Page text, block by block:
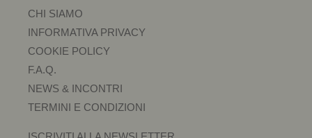
CHI SIAMO
INFORMATIVA PRIVACY
COOKIE POLICY
F.A.Q.
NEWS & INCONTRI
TERMINI E CONDIZIONI